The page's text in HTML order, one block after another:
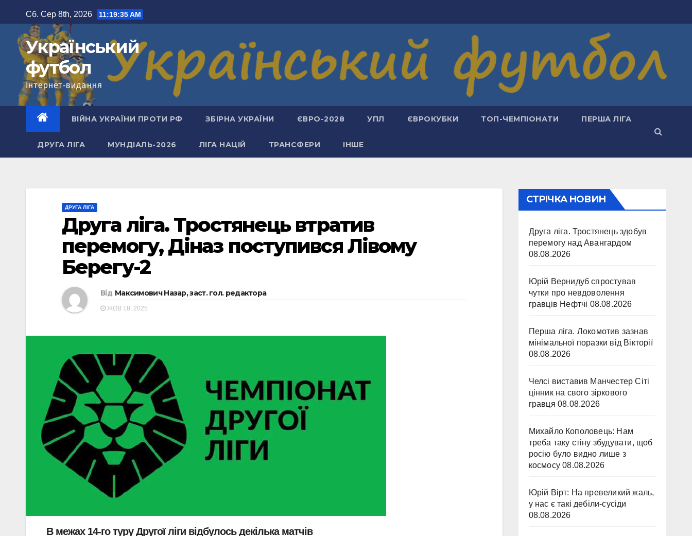
до
вмісту
Сб. Сер 8th, 2026 11:19:36 AM
Український
футбол
Інтернет-видання
ВІЙНА УКРАЇНИ ПРОТИ РФ ЗБІРНА УКРАЇНИ ЄВРО-2028 УПЛ ЄВРОКУБКИ ТОП-ЧЕМПІОНАТИ ПЕРША ЛІГА
ДРУГА ЛІГА МУНДІАЛЬ-2026 ЛІГА НАЦІЙ ТРАНСФЕРИ ІНШЕ
ДРУГА ЛІГА
Друга ліга. Тростянець втратив
перемогу, Діназ поступився Лівому
Берегу-2
Від Максимович Назар, заст. гол. редактора
ЖОВ 18, 2025
В межах 14-го туру Другої ліги відбулось декілька матчів
СТРІЧКА НОВИН
Друга ліга. Тростянець здобув
перемогу над Авангардом
08.08.2026
Юрій Вернидуб спростував
чутки про невдоволення
гравців Нефтчі 08.08.2026
Перша ліга. Локомотив зазнав
мінімальної поразки від Вікторії
08.08.2026
Челсі виставив Манчестер Сіті
цінник на свого зіркового
гравця 08.08.2026
Михайло Кополовець: Нам
треба таку стіну збудувати, щоб
росію було видно лише з
космосу 08.08.2026
Юрій Вірт: На превеликий жаль,
у нас є такі дебіли-сусіди
08.08.2026